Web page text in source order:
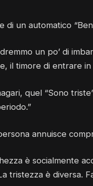
di un automatico
un po’ di
il timore di entrare
quel “Sono
annuisce
è socialmente
tristezza è diversa.